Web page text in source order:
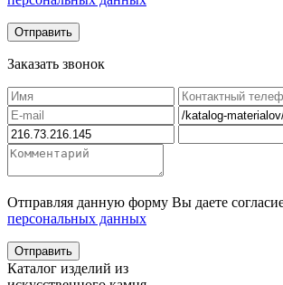
Заказать звонок
Отправляя данную форму Вы даете
персональных данных
Каталог изделий из